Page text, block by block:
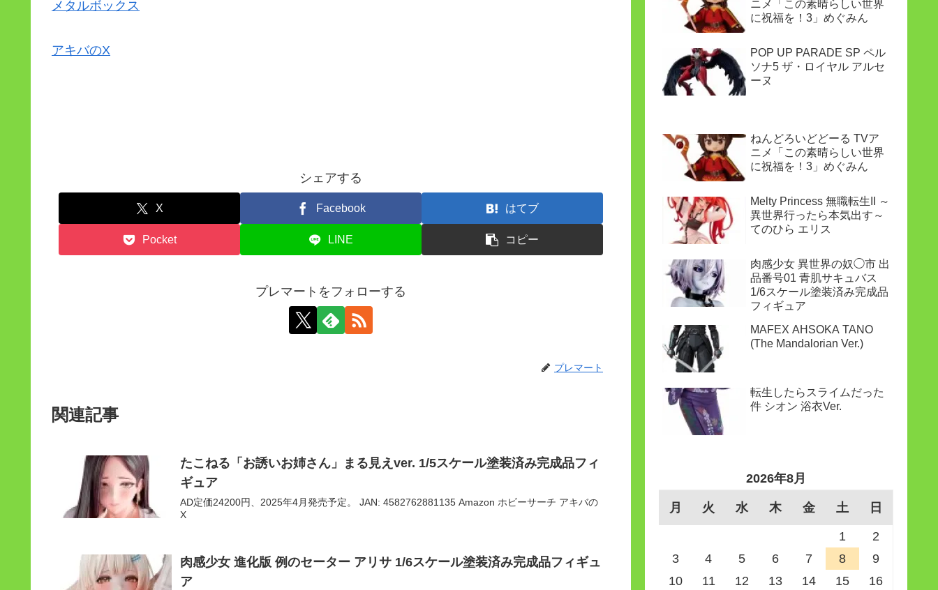
メタルボックス
アキバのX
シェアする
X Facebook はてブ
Pocket LINE コピー
プレマートをフォローする
プレマート
関連記事
たこねる「お誘いお姉さん」まる見えver. 1/5スケール塗装済み完成品フィ
ギュア
AD定価24200円、2025年4月発売予定。 JAN: 4582762881135 Amazon ホビーサーチ アキバの
X
肉感少女 進化版 例のセーター アリサ 1/6スケール塗装済み完成品フィギュ
ア
ニメ「この素晴らしい世界
に祝福を！3」めぐみん
POP UP PARADE SP ペル
ソナ5 ザ・ロイヤル アルセ
ーヌ
ねんどろいどどーる TVア
ニメ「この素晴らしい世界
に祝福を！3」めぐみん
Melty Princess 無職転生II ～
異世界行ったら本気出す～
てのひら エリス
肉感少女 異世界の奴◯市 出
品番号01 青肌サキュバス
1/6スケール塗装済み完成品
フィギュア
MAFEX AHSOKA TANO
(The Mandalorian Ver.)
転生したらスライムだった
件 シオン 浴衣Ver.
2026年8月
月 火 水 木 金 土 日
1
2
3
4 5 6 7 8
9
10
11 12 13 14 15
16